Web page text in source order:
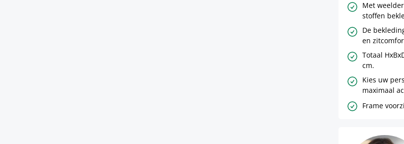
Met
stoffen
De
en
Totaal
cm.
Kies uw
maximaal
Frame